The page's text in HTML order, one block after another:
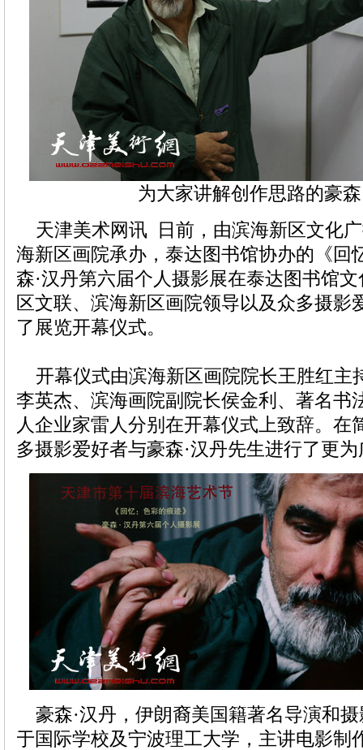
为大家讲解创作思路的豪
天津美术网讯 日前，由滨海新区文化
海新区画院承办，泰达图书馆协办的《回
森·汉丹第六届个人摄影展在泰达图书馆
区文联、滨海新区画院领导以及众多摄影
了展览开幕仪式。
开幕仪式由滨海新区画院院长王胜红主
李英杰、滨海画院副院长侯金利、著名书
人企业家雷人分别在开幕仪式上致辞。在
多摄影爱好者与豪森·汉丹先生进行了更
豪森·汉丹，伊朗裔美国籍著名导演和
于国际学校及宁波理工大学，主讲电影制